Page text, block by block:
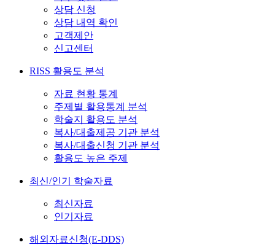
상담 신청
상담 내역 확인
고객제안
신고센터
RISS 활용도 분석
자료 현황 통계
주제별 활용통계 분석
학술지 활용도 분석
복사/대출제공 기관 분석
복사/대출신청 기관 분석
활용도 높은 주제
최신/인기 학술자료
최신자료
인기자료
해외자료신청(E-DDS)